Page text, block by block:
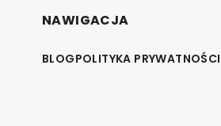
NAWIGACJA
BLOGPOLITYKA PRYWATNOŚCI